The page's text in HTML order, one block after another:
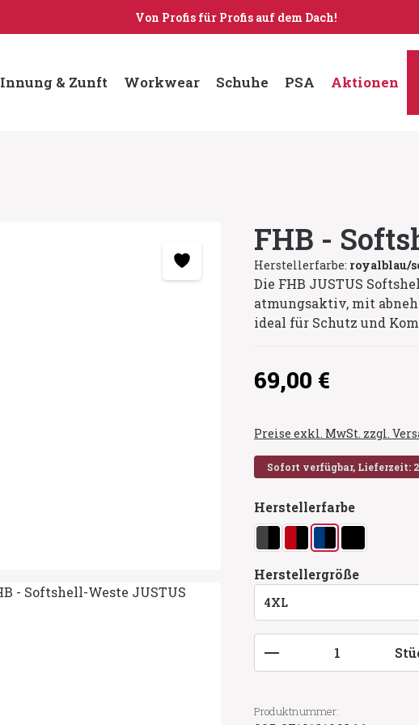
Von Profis für Profis auf dem Dach!
Innung & Zunft Workwear Schuhe PSA Aktionen
FHB -
Herstellerfarbe: royalblau/
Die FHB JUSTUS
atmungsaktiv, mit
ideal für Schutz und
Regulärer Preis:
69,00 €
Preise exkl. MwSt. zzgl.
Sofort verfügbar, Lieferzeit:
Herstellerfarbe
anthrazit/schwarz
rot/schwarz
royalblau/
schwarz
Herstellergröße
Produkt Anzahl:
Produktnummer: